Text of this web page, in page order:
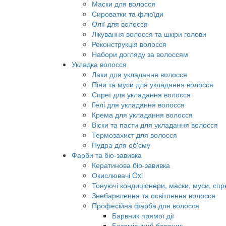
Маски для волосся
Сироватки та флюїди
Олії для волосся
Лікування волосся та шкіри голови
Реконструкція волосся
Набори догляду за волоссям
Укладка волосся
Лаки для укладання волосся
Піни та муси для укладання волосся
Спреї для укладання волосся
Гелі для укладання волосся
Крема для укладання волосся
Віски та пасти для укладання волосся
Термозахист для волосся
Пудра для об'єму
Фарби та біо-завивка
Кератинова біо-завивка
Окислювачі Oxi
Тонуючі кондиціонери, маски, муси,
Знебарвлення та освітлення волосся
Професійна фарба для волосся
Барвник прямої дії